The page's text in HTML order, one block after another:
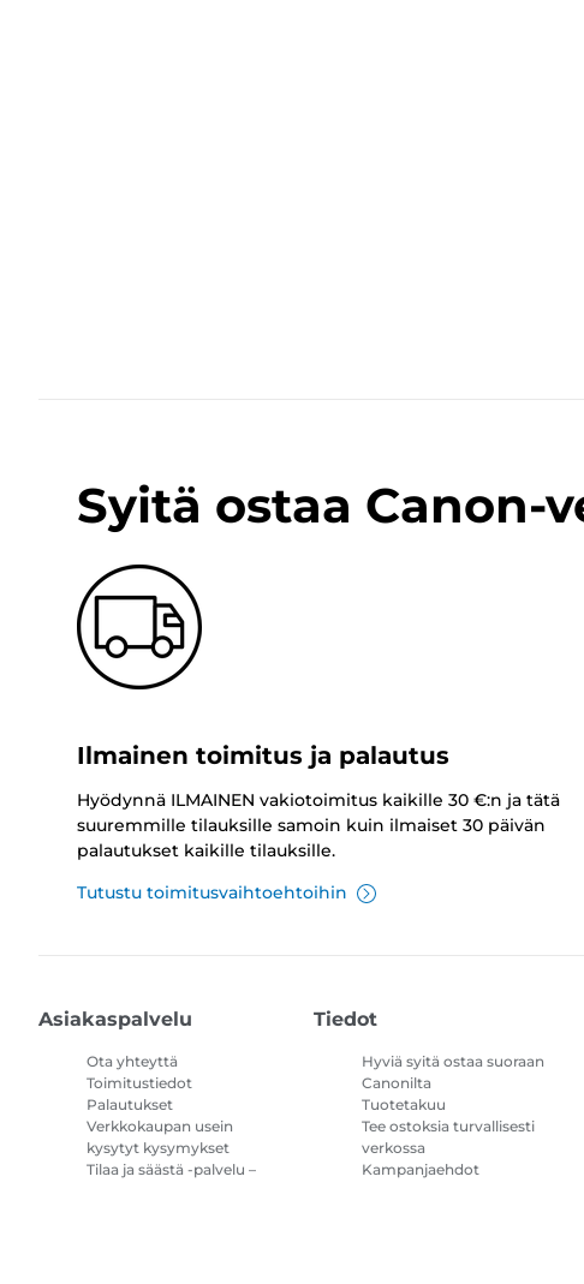
Syitä ostaa Canon-
Ilmainen toimitus ja palautus
Hyödynnä ILMAINEN vakiotoimitus kaikille 30 €:n ja tätä
suuremmille tilauksille samoin kuin ilmaiset 30 päivän
palautukset kaikille tilauksille.
Tutustu toimitusvaihtoehtoihin
Asiakaspalvelu
Ota yhteyttä
Toimitustiedot
Palautukset
Verkkokaupan usein
kysytyt kysymykset
Tilaa ja säästä -palvelu –
Tiedot
Hyviä syitä ostaa suoraan
Canonilta
Tuotetakuu
Tee ostoksia turvallisesti
verkossa
Kampanjaehdot